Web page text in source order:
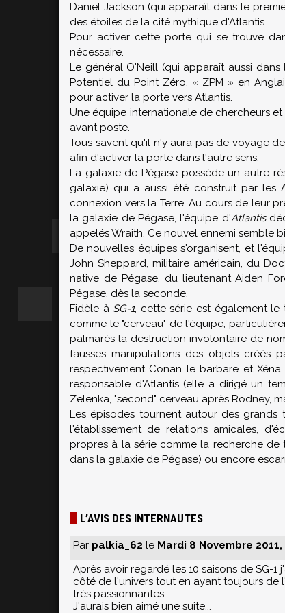
Daniel Jackson (qui apparaît dans le
des étoiles de la cité mythique d'Atlantis.
Pour activer cette porte qui se trouve
nécessaire.
Le général O'Neill (qui apparaît aussi
Potentiel du Point Zéro, « ZPM » en
pour activer la porte vers Atlantis.
Une équipe internationale de chercheurs
avant poste.
Tous savent qu'il n'y aura pas de voyage
afin d'activer la porte dans l'autre sens.
La galaxie de Pégase possède un autre
galaxie) qui a aussi été construit par les
connexion vers la Terre. Au cours de leur
la galaxie de Pégase, l'équipe d'Atlantis
appelés Wraith. Ce nouvel ennemi semble
De nouvelles équipes s'organisent, et
John Sheppard, militaire américain, du
native de Pégase, du lieutenant Aiden
Pégase, dès la seconde.
Fidèle à SG-1, cette série est également le
comme le "cerveau" de l'équipe,
palmarès la destruction involontaire de
fausses manipulations des objets créés
respectivement Conan le barbare et
responsable d'Atlantis (elle a dirigé un
Zelenka, "second" cerveau après Rodney,
Les épisodes tournent autour des grands
l'établissement de relations amicales,
propres à la série comme la recherche
dans la galaxie de Pégase) ou encore
L’AVIS DES INTERNAUTES
Par palkia_62 le Mardi 8 Novembre 2011,
Après avoir regardé les 10 saisons de SG-
côté de l'univers tout en ayant toujours
très passionnantes.
J'aurais bien aimé une suite...